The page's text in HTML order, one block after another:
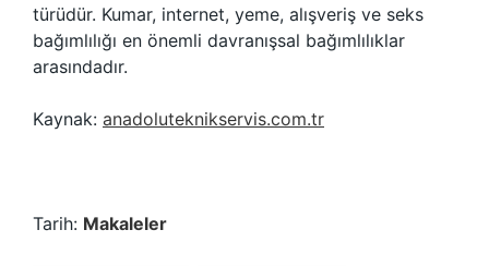
türüdür. Kumar, internet, yeme, alışveriş ve seks
bağımlılığı en önemli davranışsal bağımlılıklar
arasındadır.
Kaynak: anadoluteknikservis.com.tr
Tarih: Makaleler